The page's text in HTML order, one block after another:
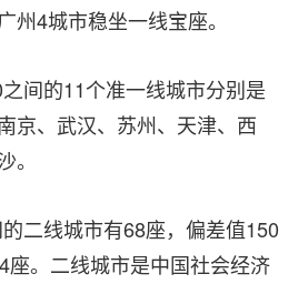
州4城市稳坐一线宝座。
间的11个准一线城市分别是
京、武汉、苏州、天津、西
。
二线城市有68座，偏差值150
座。二线城市是中国社会经济